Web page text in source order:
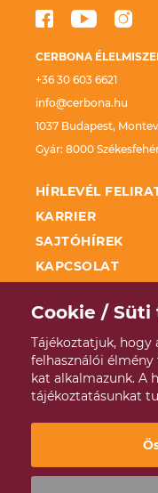
CERBONA
+36 30 603 6621
info@cerbona.hu
1037 Budapest,
Gyár: 8000
HÍRLEVÉL
KARRIER
SAJTÓHÍREK
KAPCSOLAT
TÁMOGATÁSA
ADATKEZELÉSI
VISSZAÉLÉS
ÉVES
Copyright © 2021 -
Cookie /
Tájékoztatjuk, hogy
felhasználói élmény
kat alkalmazunk. A
tájékoztatásunkat